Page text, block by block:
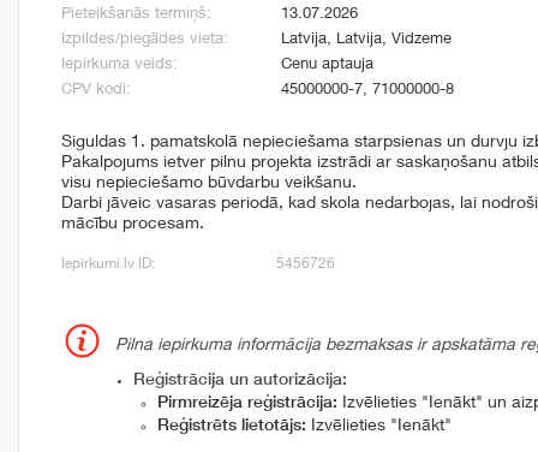
Pieteikšanās termiņš:
13.07.2026
Izpildes/piegādes vieta:
Latvija, Latvija, Vidzeme
Iepirkuma veids:
Cenu aptauja
CPV kodi:
45000000-7, 71000000-8
Siguldas 1. pamatskolā nepieciešama starpsienas un durvju
Pakalpojums ietver pilnu projekta izstrādi ar saskaņošanu
visu nepieciešamo būvdarbu veikšanu.
Darbi jāveic vasaras periodā, kad skola nedarbojas, lai
mācību procesam.
Iepirkumi.lv ID: 5456726
Pilna iepirkuma informācija bezmaksas ir apskatāma
Reģistrācija un autorizācija:
Pirmreizēja reģistrācija: Izvēlieties "Ienākt" un
Reģistrēts lietotājs: Izvēlieties "Ienākt"